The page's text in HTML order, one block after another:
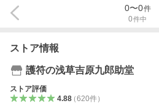
0件中
0〜0件
ストア情報
護符の浅草吉原九郎助堂
ストア評価
4.88（620件）